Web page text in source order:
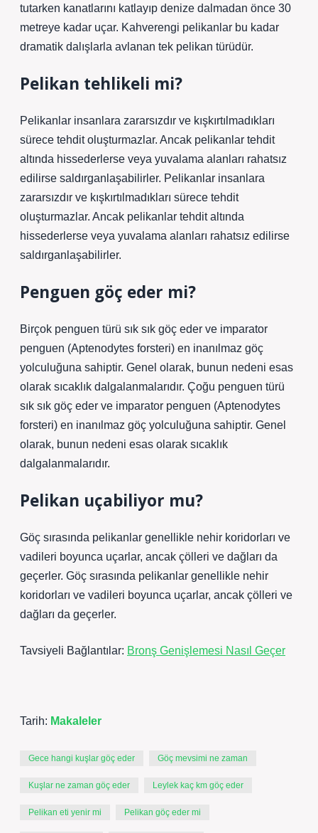
tutarken kanatlarını katlayıp denize dalmadan önce 30
metreye kadar uçar. Kahverengi pelikanlar bu kadar
dramatik dalışlarla avlanan tek pelikan türüdür.
Pelikan tehlikeli mi?
Pelikanlar insanlara zararsızdır ve kışkırtılmadıkları
sürece tehdit oluşturmazlar. Ancak pelikanlar tehdit
altında hissederlerse veya yuvalama alanları rahatsız
edilirse saldırganlaşabilirler. Pelikanlar insanlara
zararsızdır ve kışkırtılmadıkları sürece tehdit
oluşturmazlar. Ancak pelikanlar tehdit altında
hissederlerse veya yuvalama alanları rahatsız edilirse
saldırganlaşabilirler.
Penguen göç eder mi?
Birçok penguen türü sık sık göç eder ve imparator
penguen (Aptenodytes forsteri) en inanılmaz göç
yolculuğuna sahiptir. Genel olarak, bunun nedeni esas
olarak sıcaklık dalgalanmalarıdır. Çoğu penguen türü
sık sık göç eder ve imparator penguen (Aptenodytes
forsteri) en inanılmaz göç yolculuğuna sahiptir. Genel
olarak, bunun nedeni esas olarak sıcaklık
dalgalanmalarıdır.
Pelikan uçabiliyor mu?
Göç sırasında pelikanlar genellikle nehir koridorları ve
vadileri boyunca uçarlar, ancak çölleri ve dağları da
geçerler. Göç sırasında pelikanlar genellikle nehir
koridorları ve vadileri boyunca uçarlar, ancak çölleri ve
dağları da geçerler.
Tavsiyeli Bağlantılar: Bronş Genişlemesi Nasıl Geçer
Tarih: Makaleler
Gece hangi kuşlar göç eder Göç mevsimi ne zaman
Kuşlar ne zaman göç eder Leylek kaç km göç eder
Pelikan eti yenir mi Pelikan göç eder mi